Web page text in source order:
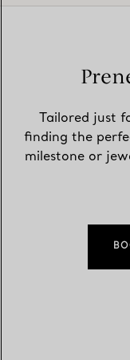
Tailored just
finding the
milestone or